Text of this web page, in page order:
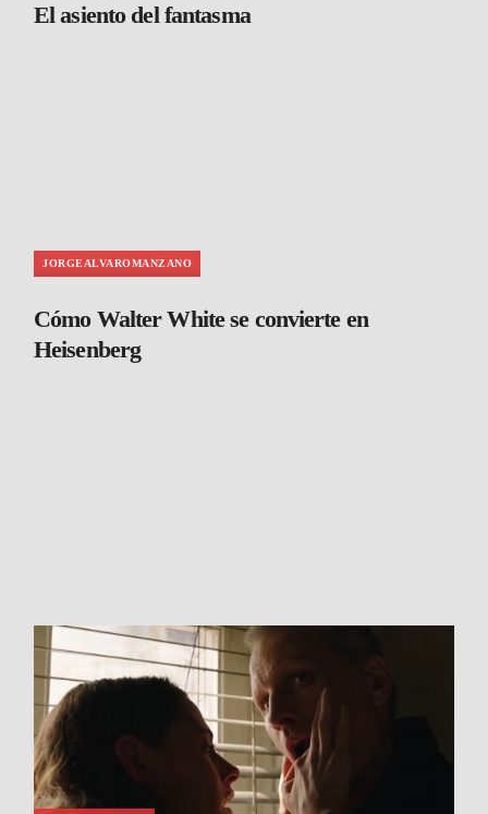
El asiento del fantasma
JORGEALVAROMANZANO
Cómo Walter White se convierte en
Heisenberg